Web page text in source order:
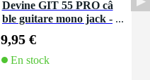
Devine GIT 55 PRO câ
ble guitare mono jack -
9,95 €
En stock